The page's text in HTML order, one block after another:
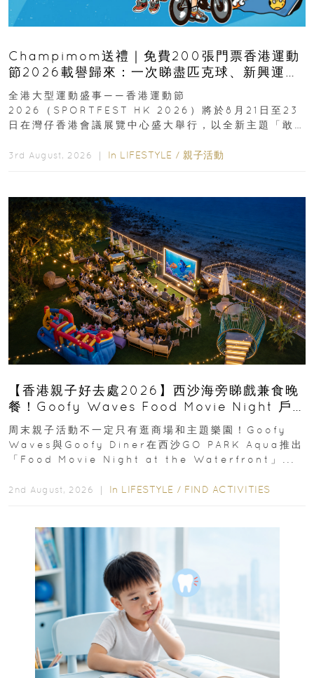
Champimom送禮｜免費200張門票香港運動
節2026載譽歸來：一次睇盡匹克球、新興運
動、街舞比賽＋逾百運動品牌展覽
全港大型運動盛事——香港運動節
2026（SPORTFEST HK 2026）將於8月21日至23
日在灣仔香港會議展覽中心盛大舉行，以全新主題「敢
3rd August, 2026 ｜ In LIFESTYLE / 親子活動
【香港親子好去處2026】西沙海旁睇戲兼食晚
餐！Goofy Waves Food Movie Night 戶
外影院逢週末登場
周末親子活動不一定只有逛商場和主題樂園！Goofy
Waves與Goofy Diner在西沙GO PARK Aqua推出
「Food Movie Night at the Waterfront」...
2nd August, 2026 ｜ In LIFESTYLE / FIND ACTIVITIES